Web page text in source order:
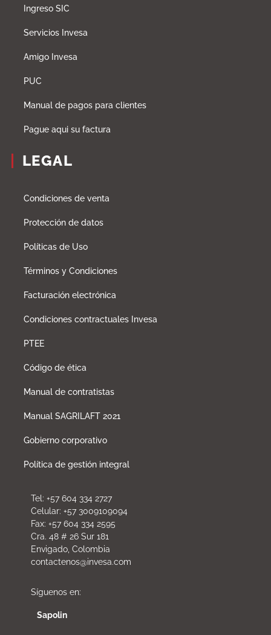
Ingreso SIC
Servicios Invesa
Amigo Invesa
PUC
Manual de pagos para clientes
Pague aqui su factura
LEGAL
Condiciones de venta
Protección de datos
Políticas de Uso
Términos y Condiciones
Facturación electrónica
Condiciones contractuales Invesa
PTEE
Código de ética
Manual de contratistas
Manual SAGRILAFT 2021
Gobierno corporativo
Política de gestión integral
Tel: +57 604 334 2727
Celular: +57 3009109094
Fax: +57 604 334 2595
Cra. 48 # 26 Sur 181
Envigado, Colombia
contactenos@invesa.com
Síguenos en:
Sapolin